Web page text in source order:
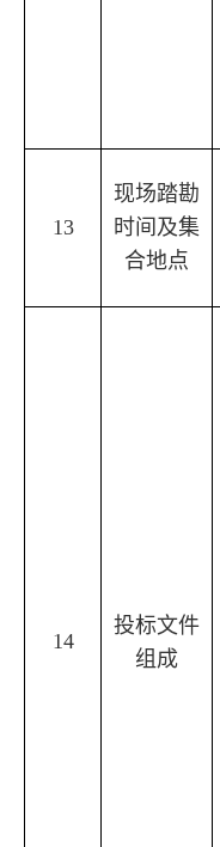
13
现场踏勘
时间及集
合地点
14
投标文件
组成